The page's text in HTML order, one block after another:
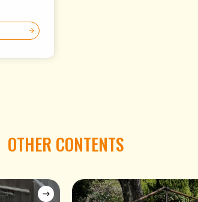
OTHER CONTENTS